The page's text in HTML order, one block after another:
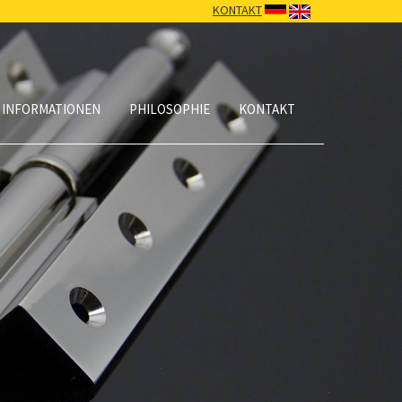
KONTAKT
PHILOSOPHIE KONTAKT